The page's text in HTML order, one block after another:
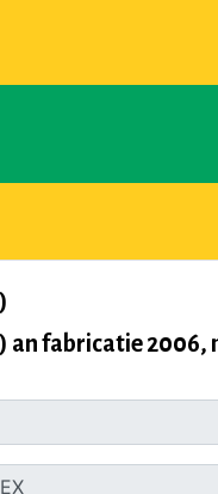
an fabricatie